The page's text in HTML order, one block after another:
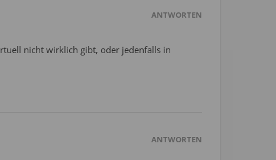
ANTWORTEN
nicht wirklich gibt, oder jedenfalls in
ANTWORTEN